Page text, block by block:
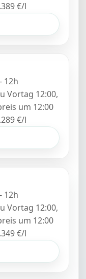
€/l
12h
Vortag 12:00,
um 12:00
€/l
12h
Vortag 12:00,
um 12:00
€/l